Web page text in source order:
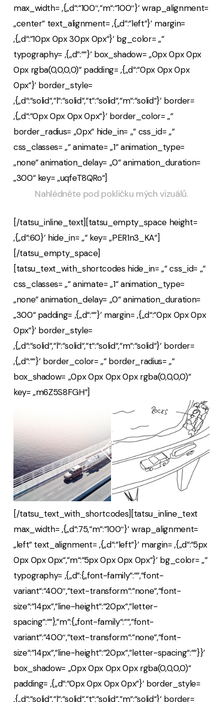
max_width= ‚{„d“:“100″,“m“:“100″}‘ wrap_alignment=
„center“ text_alignment= ‚{„d“:“left“}‘ margin=
‚{„d“:“10px 0px 30px 0px“}‘ bg_color= „“
typography= ‚{„d“:““}‘ box_shadow= „0px 0px 0px
0px rgba(0,0,0,0)“ padding= ‚{„d“:“0px 0px 0px
0px“}‘ border_style=
‚{„d“:“solid“,“l“:“solid“,“t“:“solid“,“m“:“solid“}‘ border=
‚{„d“:“0px 0px 0px 0px“}‘ border_color= „“
border_radius= „0px“ hide_in= „“ css_id= „“
css_classes= „“ animate= „1“ animation_type=
„none“ animation_delay= „0“ animation_duration=
„300“ key= „uqfeT8QRo“]
Nahlédněte pod pokličku mých vizuálů.
[/tatsu_inline_text][tatsu_empty_space height=
‚{„d“:60}‘ hide_in= „“ key= „PER1n3_KA“]
[/tatsu_empty_space]
[tatsu_text_with_shortcodes hide_in= „“ css_id= „“
css_classes= „“ animate= „1“ animation_type=
„none“ animation_delay= „0“ animation_duration=
„300“ padding= ‚{„d“:““}‘ margin= ‚{„d“:“0px 0px 0px
0px“}‘ border_style=
‚{„d“:“solid“,“l“:“solid“,“t“:“solid“,“m“:“solid“}‘ border=
‚{„d“:““}‘ border_color= „“ border_radius= „“
box_shadow= „0px 0px 0px 0px rgba(0,0,0,0)“
key= „m6Z5S8FGH“]
[/tatsu_text_with_shortcodes][tatsu_inline_text
max_width= ‚{„d“:75,“m“:“100″}‘ wrap_alignment=
„left“ text_alignment= ‚{„d“:“left“}‘ margin= ‚{„d“:“5px
0px 0px 0px“,“m“:“5px 0px 0px 0px“}‘ bg_color= „“
typography= ‚{„d“:{„font-family“:““,“font-
variant“:“400″,“text-transform“:“none“,“font-
size“:“14px“,“line-height“:“20px“,“letter-
spacing“:““},“m“:{„font-family“:““,“font-
variant“:“400″,“text-transform“:“none“,“font-
size“:“14px“,“line-height“:“20px“,“letter-spacing“:““}}‘
box_shadow= „0px 0px 0px 0px rgba(0,0,0,0)“
padding= ‚{„d“:“0px 0px 0px 0px“}‘ border_style=
‚{„d“:“solid“,“l“:“solid“,“t“:“solid“,“m“:“solid“}‘ border=